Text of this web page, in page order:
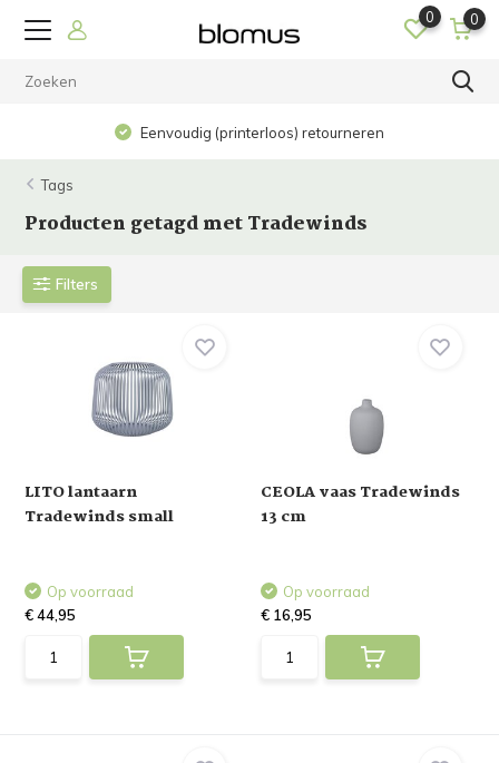
0 0
Eenvoudig (printerloos) retourneren
Tags
Producten getagd met Tradewinds
Filters
LITO lantaarn
Tradewinds small
Op voorraad
€ 44,95
CEOLA vaas Tradewinds
13 cm
Op voorraad
€ 16,95